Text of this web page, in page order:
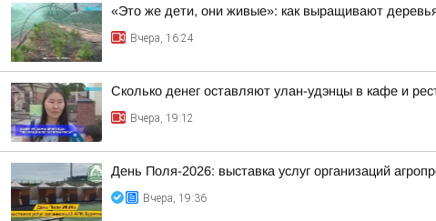
«Это же дети, они живые»: как выращивают
Вчера, 16:24
Сколько денег оставляют улан-удэнцы в кафе и
Вчера, 19:12
День Поля-2026: выставка услуг организаций
Вчера, 19:36